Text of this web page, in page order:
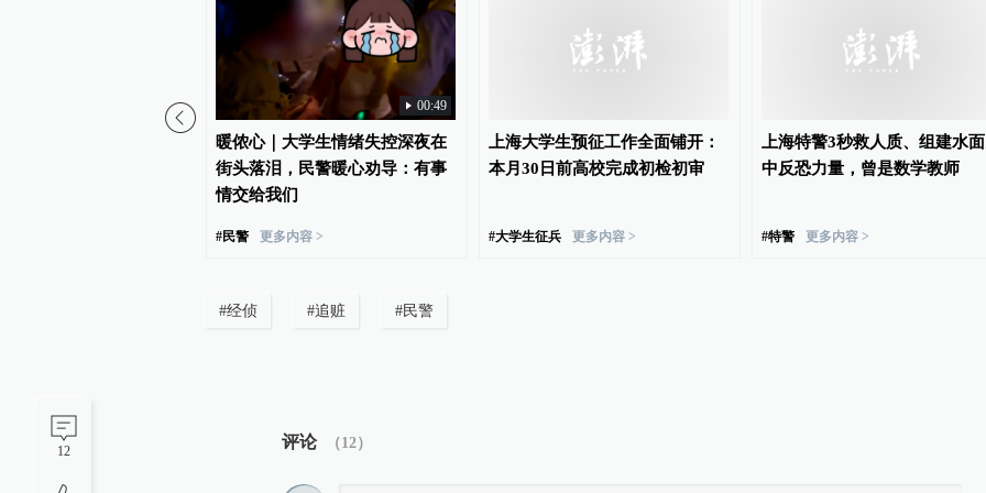
12
00:31 00:49
暖侬心｜大学生情绪失控深夜在
街头落泪，民警暖心劝导：有事
情交给我们
#民警 更多内容 >
上海大学生预征工作全面铺开：
本月30日前高校完成初检初审
#大学生征兵 更多内容 >
上海特警3秒救人质、组建水
中反恐力量，曾是数学教师
#特警 更多内容 >
#经侦 #追赃 #民警
评论 （12）